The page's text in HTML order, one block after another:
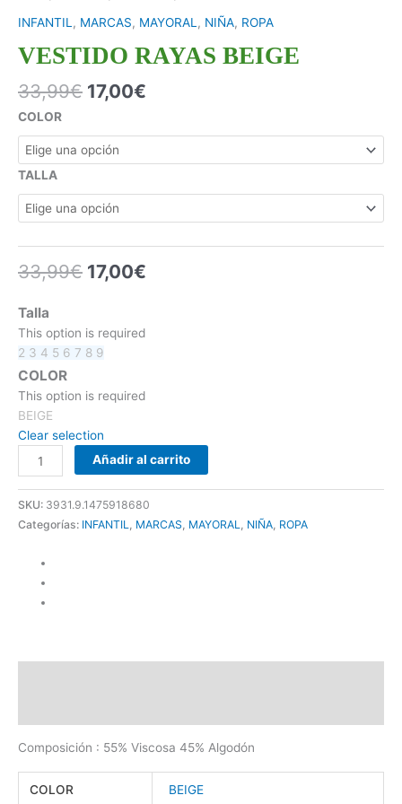
INFANTIL , MARCAS, MAYORAL , NIÑA, ROPA
VESTIDO RAYAS BEIGE
33,99€ 17,00€
COLOR
TALLA
33,99€ 17,00€
Talla
This option is required
2 3 4 5 6 7 8 9
COLOR
This option is required
BEIGE
Clear selection
Añadir al carrito
SKU: 3931.9.1475918680
Categorías: INFANTIL MARCAS MAYORAL NIÑA ROPA
Composición : 55% Viscosa 45% Algodón
COLOR BEIGE